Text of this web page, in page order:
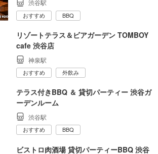
渋谷駅
おすすめ BBQ
リゾートテラス＆ビアガーデン TOMBOY
cafe 渋谷店
神泉駅
おすすめ 外飲み
テラス付きBBQ ＆ 貸切パーティー 渋谷ガ
ーデンルーム
渋谷駅
おすすめ BBQ
ビストロ肉酒場 貸切パーティーBBQ 渋谷